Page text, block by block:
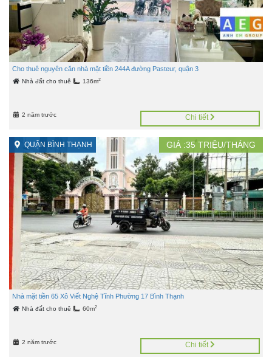
Cho thuê nguyên căn nhà mặt tiền 244A đường Pasteur, quận 3
Nhà đất cho thuê 136m2
2 năm trước Chi tiết
QUẬN BÌNH THẠNH GIÁ :35 TRIỆU/THÁNG
Nhà mặt tiền 65 Xô Viết Nghệ Tĩnh Phường 17 Bình Thạnh
Nhà đất cho thuê 60m2
2 năm trước Chi tiết